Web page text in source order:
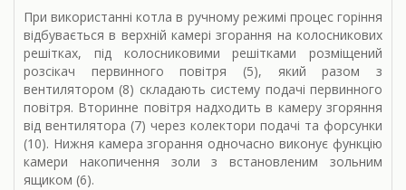
При використанні котла в ручному режимі процес горіння
відбувається в верхній камері згорання на колосникових
решітках, під колосниковими решітками розміщений
розсікач первинного повітря (5), який разом з
вентилятором (8) складають систему подачі первинного
повітря. Вторинне повітря надходить в камеру згоряння
від вентилятора (7) через колектори подачі та форсунки
(10). Нижня камера згорання одночасно виконує функцію
камери накопичення золи з встановленим зольним
ящиком (6).